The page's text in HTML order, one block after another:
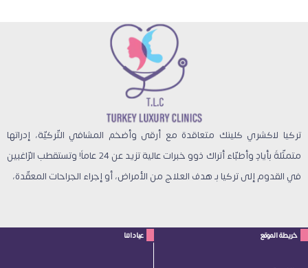
تركيا لاكشري كلينك متعاقدة مع أرقى وأضخم المشافي التّركيّة، إدراتها
متمثّلةً بأيادٍ وأطبّاء أتراك ذوو خبرات عالية تزيد عن 24 عاماً! وتستقطب الرّاغبين
في القدوم إلى تركيا بـ هدف العلاج من الأمراض، أو إجراء الجراحات المعقّدة،
خريطة الموقع عياداتنا